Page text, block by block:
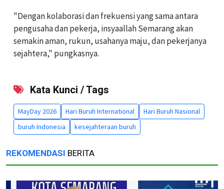
"Dengan kolaborasi dan frekuensi yang sama antara
pengusaha dan pekerja, insyaallah Semarang akan
semakin aman, rukun, usahanya maju, dan pekerjanya
sejahtera," pungkasnya.
Kata Kunci / Tags
MayDay 2026 Hari Buruh International
Hari Buruh Nasional
buruh Indonesia
kesejahteraan buruh
REKOMENDASI BERITA